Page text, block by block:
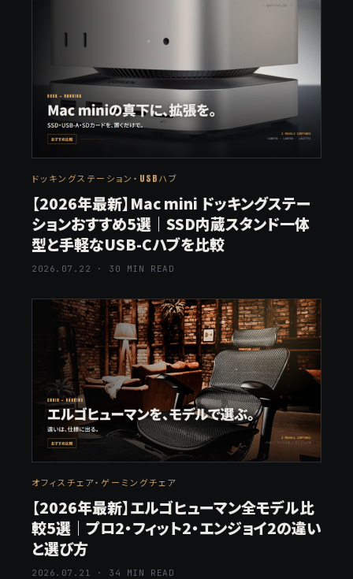
ドッキングステーション・USBハブ
【2026年最新】Mac mini ドッキングステー
ションおすすめ5選｜SSD内蔵スタンド一体
型と手軽なUSB-Cハブを比較
2026.07.22 · 30 MIN READ
オフィスチェア・ゲーミングチェア
【2026年最新】エルゴヒューマン全モデル比
較5選｜プロ2・フィット2・エンジョイ2の違い
と選び方
2026.07.21 · 34 MIN READ